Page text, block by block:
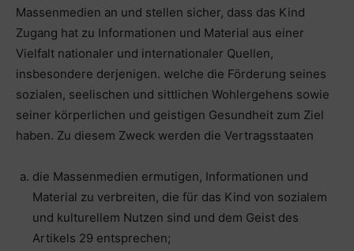
Massenmedien an und stellen sicher, dass das Kind
Zugang hat zu Informationen und Material aus einer
Vielfalt nationaler und internationaler Quellen,
insbesondere derjenigen. welche die Förderung seines
sozialen, seelischen und sittlichen Wohlergehens sowie
seiner körperlichen und geistigen Gesundheit zum Ziel
haben. Zu diesem Zweck werden die Vertragsstaaten
die Massenmedien ermutigen, Informationen und
Material zu verbreiten, die für das Kind von sozialem
und kulturellem Nutzen sind und dem Geist des
Artikels 29 entsprechen;